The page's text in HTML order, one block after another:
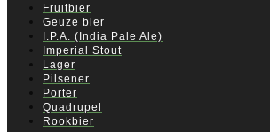
Fruitbier
Geuze bier
I.P.A. (India Pale Ale)
Imperial Stout
Lager
Pilsener
Porter
Quadrupel
Rookbier